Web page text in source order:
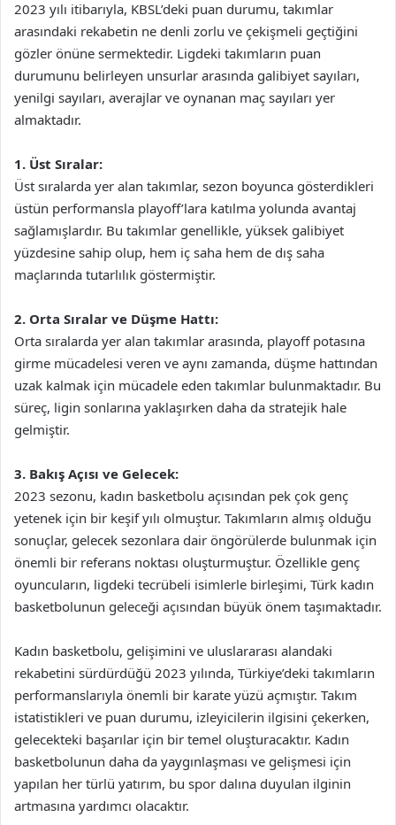
2023 yılı itibarıyla, KBSL’deki puan durumu, takımlar
arasındaki rekabetin ne denli zorlu ve çekişmeli geçtiğini
gözler önüne sermektedir. Ligdeki takımların puan
durumunu belirleyen unsurlar arasında galibiyet sayıları,
yenilgi sayıları, averajlar ve oynanan maç sayıları yer
almaktadır.
1. Üst Sıralar:
Üst sıralarda yer alan takımlar, sezon boyunca gösterdikleri
üstün performansla playoff’lara katılma yolunda avantaj
sağlamışlardır. Bu takımlar genellikle, yüksek galibiyet
yüzdesine sahip olup, hem iç saha hem de dış saha
maçlarında tutarlılık göstermiştir.
2. Orta Sıralar ve Düşme Hattı:
Orta sıralarda yer alan takımlar arasında, playoff potasına
girme mücadelesi veren ve aynı zamanda, düşme hattından
uzak kalmak için mücadele eden takımlar bulunmaktadır. Bu
süreç, ligin sonlarına yaklaşırken daha da stratejik hale
gelmiştir.
3. Bakış Açısı ve Gelecek:
2023 sezonu, kadın basketbolu açısından pek çok genç
yetenek için bir keşif yılı olmuştur. Takımların almış olduğu
sonuçlar, gelecek sezonlara dair öngörülerde bulunmak için
önemli bir referans noktası oluşturmuştur. Özellikle genç
oyuncuların, ligdeki tecrübeli isimlerle birleşimi, Türk kadın
basketbolunun geleceği açısından büyük önem taşımaktadır.
Kadın basketbolu, gelişimini ve uluslararası alandaki
rekabetini sürdürdüğü 2023 yılında, Türkiye’deki takımların
performanslarıyla önemli bir karate yüzü açmıştır. Takım
istatistikleri ve puan durumu, izleyicilerin ilgisini çekerken,
gelecekteki başarılar için bir temel oluşturacaktır. Kadın
basketbolunun daha da yaygınlaşması ve gelişmesi için
yapılan her türlü yatırım, bu spor dalına duyulan ilginin
artmasına yardımcı olacaktır.